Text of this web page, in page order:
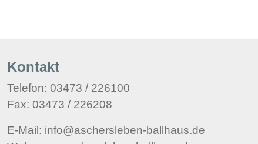
Kontakt
Telefon: 03473 / 226100
Fax: 03473 / 226208
E-Mail: info@aschersleben-ballhaus.de